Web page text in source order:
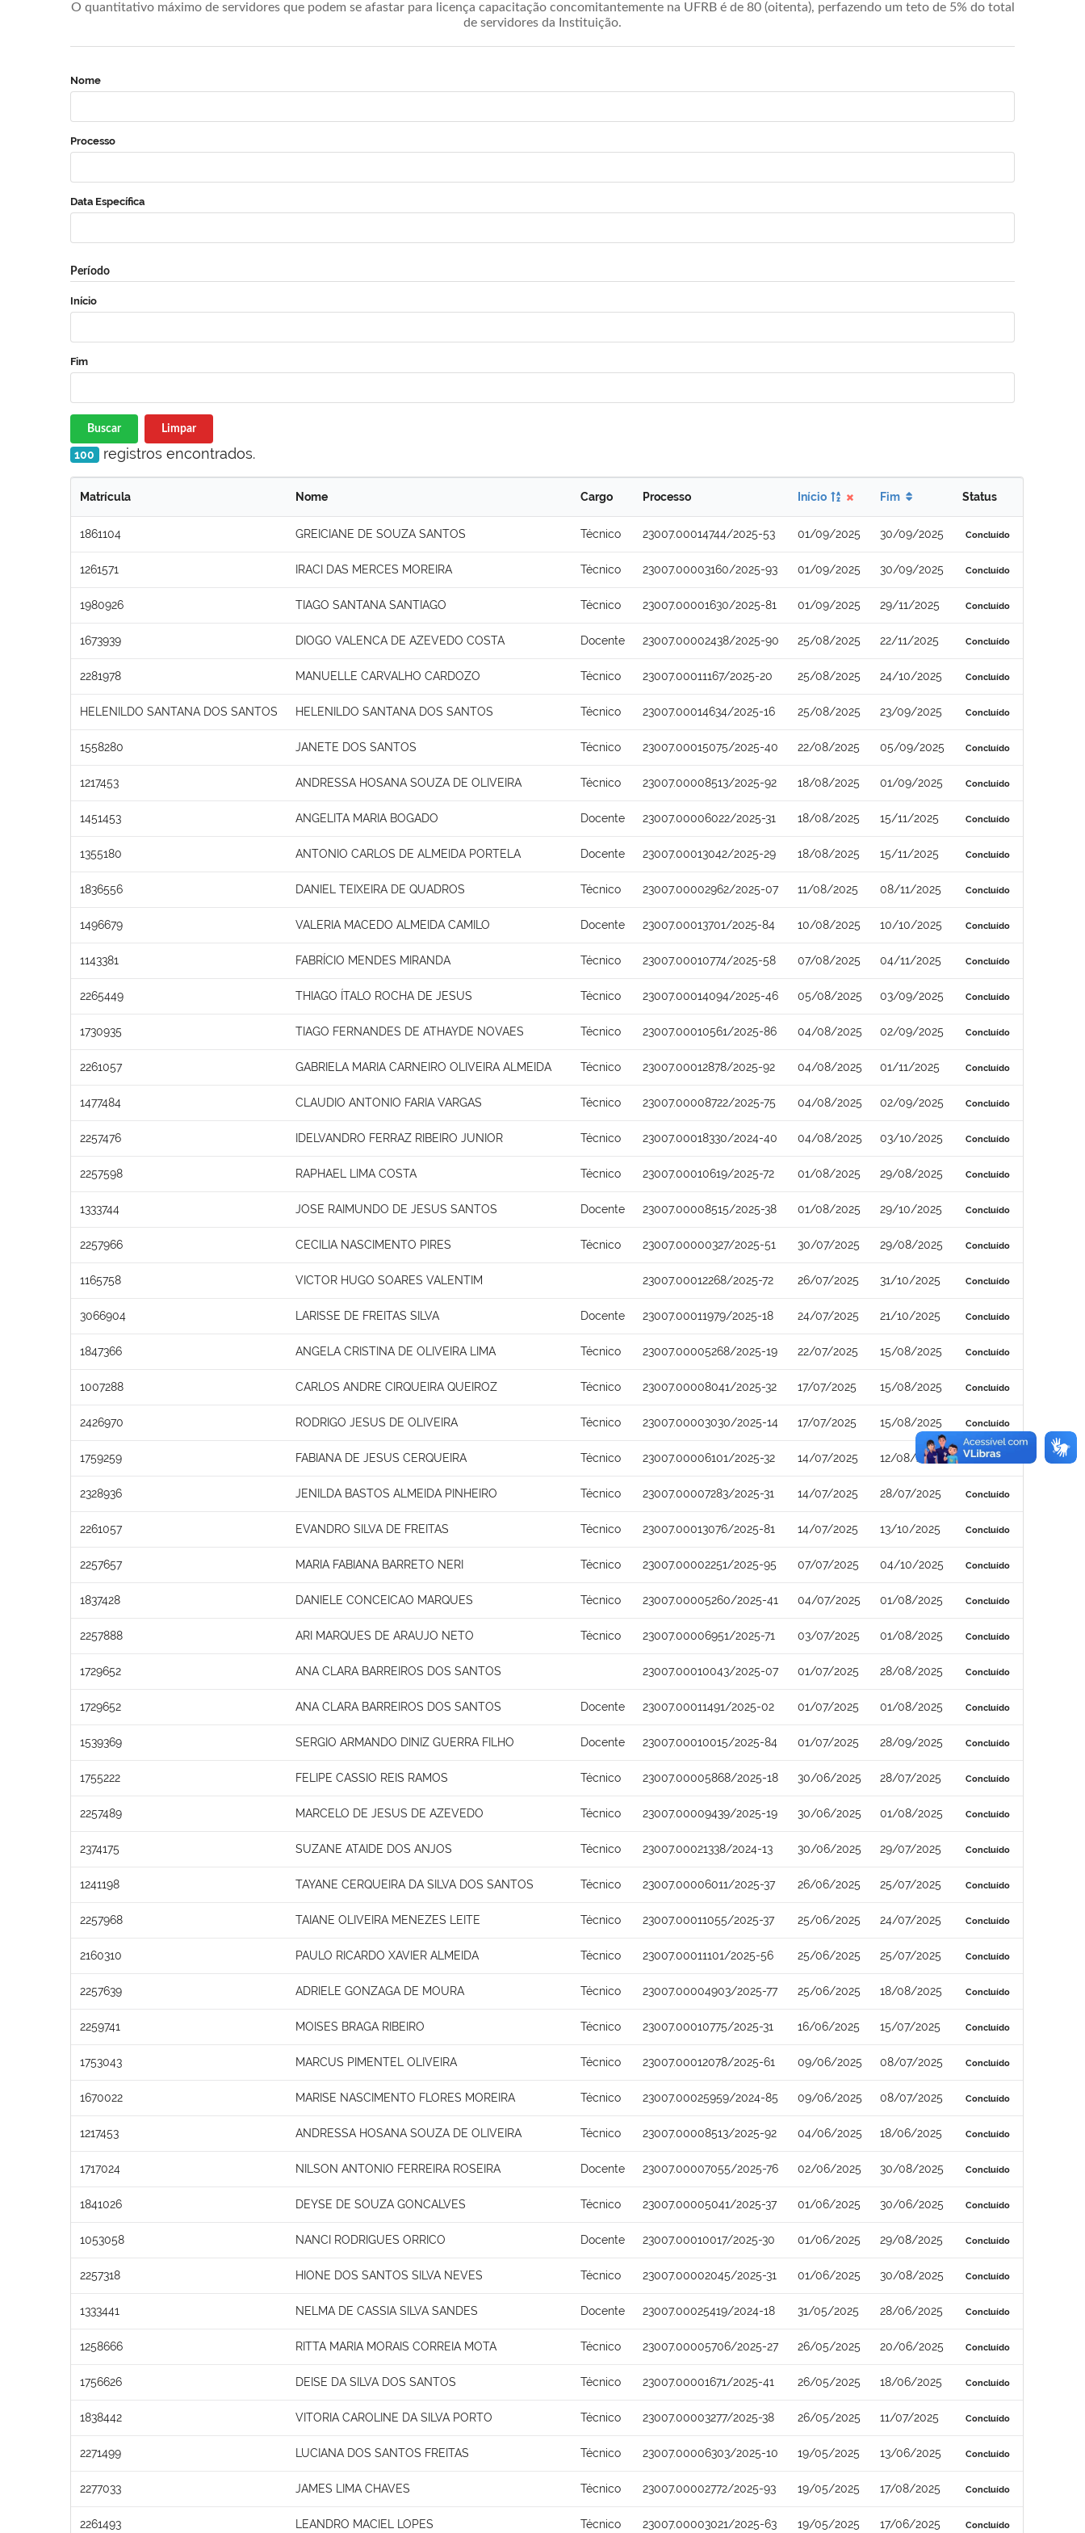
O quantitativo máximo de servidores que podem se afastar para licença capacitação concomitantemente na UFRB é de 80 (oitenta), perfazendo um teto de 5% do total
de servidores da Instituição.
Nome
Processo
Data Específica
Período
Início
Fim
Buscar Limpar
100 registros encontrados.
Matrícula Nome Cargo Processo Início Fim Status
1861104 GREICIANE DE SOUZA SANTOS Técnico 23007.00014744/2025-53 01/09/2025 30/09/2025 Concluído
1261571 IRACI DAS MERCES MOREIRA Técnico 23007.00003160/2025-93 01/09/2025 30/09/2025 Concluído
1980926 TIAGO SANTANA SANTIAGO Técnico 23007.00001630/2025-81 01/09/2025 29/11/2025 Concluído
1673939 DIOGO VALENCA DE AZEVEDO COSTA Docente 23007.00002438/2025-90 25/08/2025 22/11/2025 Concluído
2281978 MANUELLE CARVALHO CARDOZO Técnico 23007.00011167/2025-20 25/08/2025 24/10/2025 Concluído
HELENILDO SANTANA DOS SANTOS HELENILDO SANTANA DOS SANTOS Técnico 23007.00014634/2025-16 25/08/2025 23/09/2025 Concluído
1558280 JANETE DOS SANTOS Técnico 23007.00015075/2025-40 22/08/2025 05/09/2025 Concluído
1217453 ANDRESSA HOSANA SOUZA DE OLIVEIRA Técnico 23007.00008513/2025-92 18/08/2025 01/09/2025 Concluído
1451453 ANGELITA MARIA BOGADO Docente 23007.00006022/2025-31 18/08/2025 15/11/2025 Concluído
1355180 ANTONIO CARLOS DE ALMEIDA PORTELA Docente 23007.00013042/2025-29 18/08/2025 15/11/2025 Concluído
1836556 DANIEL TEIXEIRA DE QUADROS Técnico 23007.00002962/2025-07 11/08/2025 08/11/2025 Concluído
1496679 VALERIA MACEDO ALMEIDA CAMILO Docente 23007.00013701/2025-84 10/08/2025 10/10/2025 Concluído
1143381 FABRÍCIO MENDES MIRANDA Técnico 23007.00010774/2025-58 07/08/2025 04/11/2025 Concluído
2265449 THIAGO ÍTALO ROCHA DE JESUS Técnico 23007.00014094/2025-46 05/08/2025 03/09/2025 Concluído
1730935 TIAGO FERNANDES DE ATHAYDE NOVAES Técnico 23007.00010561/2025-86 04/08/2025 02/09/2025 Concluído
2261057 GABRIELA MARIA CARNEIRO OLIVEIRA ALMEIDA Técnico 23007.00012878/2025-92 04/08/2025 01/11/2025 Concluído
1477484 CLAUDIO ANTONIO FARIA VARGAS Técnico 23007.00008722/2025-75 04/08/2025 02/09/2025 Concluído
2257476 IDELVANDRO FERRAZ RIBEIRO JUNIOR Técnico 23007.00018330/2024-40 04/08/2025 03/10/2025 Concluído
2257598 RAPHAEL LIMA COSTA Técnico 23007.00010619/2025-72 01/08/2025 29/08/2025 Concluído
1333744 JOSE RAIMUNDO DE JESUS SANTOS Docente 23007.00008515/2025-38 01/08/2025 29/10/2025 Concluído
2257966 CECILIA NASCIMENTO PIRES Técnico 23007.00000327/2025-51 30/07/2025 29/08/2025 Concluído
1165758 VICTOR HUGO SOARES VALENTIM 23007.00012268/2025-72 26/07/2025 31/10/2025 Concluído
3066904 LARISSE DE FREITAS SILVA Docente 23007.00011979/2025-18 24/07/2025 21/10/2025 Concluído
1847366 ANGELA CRISTINA DE OLIVEIRA LIMA Técnico 23007.00005268/2025-19 22/07/2025 15/08/2025 Concluído
1007288 CARLOS ANDRE CIRQUEIRA QUEIROZ Técnico 23007.00008041/2025-32 17/07/2025 15/08/2025 Concluído
2426970 RODRIGO JESUS DE OLIVEIRA Técnico 23007.00003030/2025-14 17/07/2025 15/08/2025 Concluído
1759259 FABIANA DE JESUS CERQUEIRA Técnico 23007.00006101/2025-32 14/07/2025 12/08/2025 Concluído
2328936 JENILDA BASTOS ALMEIDA PINHEIRO Técnico 23007.00007283/2025-31 14/07/2025 28/07/2025 Concluído
2261057 EVANDRO SILVA DE FREITAS Técnico 23007.00013076/2025-81 14/07/2025 13/10/2025 Concluído
2257657 MARIA FABIANA BARRETO NERI Técnico 23007.00002251/2025-95 07/07/2025 04/10/2025 Concluído
1837428 DANIELE CONCEICAO MARQUES Técnico 23007.00005260/2025-41 04/07/2025 01/08/2025 Concluído
2257888 ARI MARQUES DE ARAUJO NETO Técnico 23007.00006951/2025-71 03/07/2025 01/08/2025 Concluído
1729652 ANA CLARA BARREIROS DOS SANTOS 23007.00010043/2025-07 01/07/2025 28/08/2025 Concluído
1729652 ANA CLARA BARREIROS DOS SANTOS Docente 23007.00011491/2025-02 01/07/2025 01/08/2025 Concluído
1539369 SERGIO ARMANDO DINIZ GUERRA FILHO Docente 23007.00010015/2025-84 01/07/2025 28/09/2025 Concluído
1755222 FELIPE CASSIO REIS RAMOS Técnico 23007.00005868/2025-18 30/06/2025 28/07/2025 Concluído
2257489 MARCELO DE JESUS DE AZEVEDO Técnico 23007.00009439/2025-19 30/06/2025 01/08/2025 Concluído
2374175 SUZANE ATAIDE DOS ANJOS Técnico 23007.00021338/2024-13 30/06/2025 29/07/2025 Concluído
1241198 TAYANE CERQUEIRA DA SILVA DOS SANTOS Técnico 23007.00006011/2025-37 26/06/2025 25/07/2025 Concluído
2257968 TAIANE OLIVEIRA MENEZES LEITE Técnico 23007.00011055/2025-37 25/06/2025 24/07/2025 Concluído
2160310 PAULO RICARDO XAVIER ALMEIDA Técnico 23007.00011101/2025-56 25/06/2025 25/07/2025 Concluído
2257639 ADRIELE GONZAGA DE MOURA Técnico 23007.00004903/2025-77 25/06/2025 18/08/2025 Concluído
2259741 MOISES BRAGA RIBEIRO Técnico 23007.00010775/2025-31 16/06/2025 15/07/2025 Concluído
1753043 MARCUS PIMENTEL OLIVEIRA Técnico 23007.00012078/2025-61 09/06/2025 08/07/2025 Concluído
1670022 MARISE NASCIMENTO FLORES MOREIRA Técnico 23007.00025959/2024-85 09/06/2025 08/07/2025 Concluído
1217453 ANDRESSA HOSANA SOUZA DE OLIVEIRA Técnico 23007.00008513/2025-92 04/06/2025 18/06/2025 Concluído
1717024 NILSON ANTONIO FERREIRA ROSEIRA Docente 23007.00007055/2025-76 02/06/2025 30/08/2025 Concluído
1841026 DEYSE DE SOUZA GONCALVES Técnico 23007.00005041/2025-37 01/06/2025 30/06/2025 Concluído
1053058 NANCI RODRIGUES ORRICO Docente 23007.00010017/2025-30 01/06/2025 29/08/2025 Concluído
2257318 HIONE DOS SANTOS SILVA NEVES Técnico 23007.00002045/2025-31 01/06/2025 30/08/2025 Concluído
1333441 NELMA DE CASSIA SILVA SANDES Docente 23007.00025419/2024-18 31/05/2025 28/06/2025 Concluído
1258666 RITTA MARIA MORAIS CORREIA MOTA Técnico 23007.00005706/2025-27 26/05/2025 20/06/2025 Concluído
1756626 DEISE DA SILVA DOS SANTOS Técnico 23007.00001671/2025-41 26/05/2025 18/06/2025 Concluído
1838442 VITORIA CAROLINE DA SILVA PORTO Técnico 23007.00003277/2025-38 26/05/2025 11/07/2025 Concluído
2271499 LUCIANA DOS SANTOS FREITAS Técnico 23007.00006303/2025-10 19/05/2025 13/06/2025 Concluído
2277033 JAMES LIMA CHAVES Técnico 23007.00002772/2025-93 19/05/2025 17/08/2025 Concluído
2261493 LEANDRO MACIEL LOPES Técnico 23007.00003021/2025-63 19/05/2025 17/06/2025 Concluído